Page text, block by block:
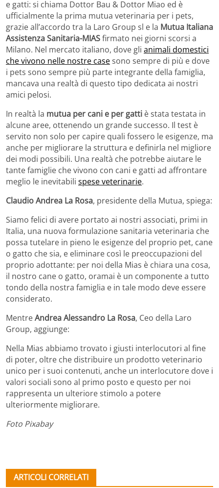
e gatti: si chiama Dottor Bau & Dottor Miao ed è
ufficialmente la prima mutua veterinaria per i pets,
grazie all’accordo tra la Laro Group sl e la Mutua Italiana
Assistenza Sanitaria-MIASfirmato nei giorni scorsi a
Milano. Nel mercato italiano, dove gli animali domestici
che vivono nelle nostre casesono sempre di più e dove
i pets sono sempre più parte integrante della famiglia,
mancava una realtà di questo tipo dedicata ai nostri
amici pelosi.
In realtà la mutua per cani e per gatti è stata testata in
alcune aree, ottenendo un grande successo. Il test è
servito non solo per capire quali fossero le esigenze, ma
anche per migliorare la struttura e definirla nel migliore
dei modi possibili. Una realtà che potrebbe aiutare le
tante famiglie che vivono con cani e gatti ad affrontare
meglio le inevitabili spese veterinarie.
Claudio Andrea La Rosa, presidente della Mutua, spiega:
Siamo felici di avere portato ai nostri associati, primi in
Italia, una nuova formulazione sanitaria veterinaria che
possa tutelare in pieno le esigenze del proprio pet, cane
o gatto che sia, e eliminare così le preoccupazioni del
proprio adottante: per noi della Mias è chiara una cosa,
il nostro cane o gatto, oramai è un componente a tutto
tondo della nostra famiglia e in tale modo deve essere
considerato.
MentreAndrea Alessandro La Rosa, Ceo della Laro
Group, aggiunge:
Nella Mias abbiamo trovato i giusti interlocutori al fine
di poter, oltre che distribuire un prodotto veterinario
unico per i suoi contenuti, anche un interlocutore dove i
valori sociali sono al primo posto e questo per noi
rappresenta un ulteriore stimolo a potere
ulteriormente migliorare.
Foto Pixabay
ARTICOLI CORRELATI